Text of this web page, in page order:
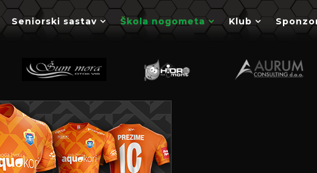
Seniorski sastav Škola nogometa Klub